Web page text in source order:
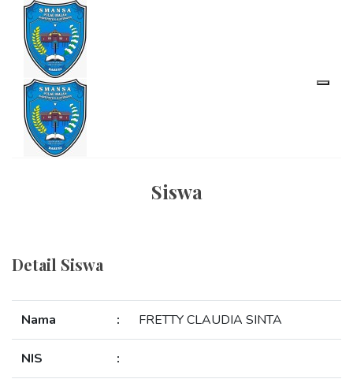
Siswa
Detail Siswa
Nama : FRETTY CLAUDIA SINTA
NIS :